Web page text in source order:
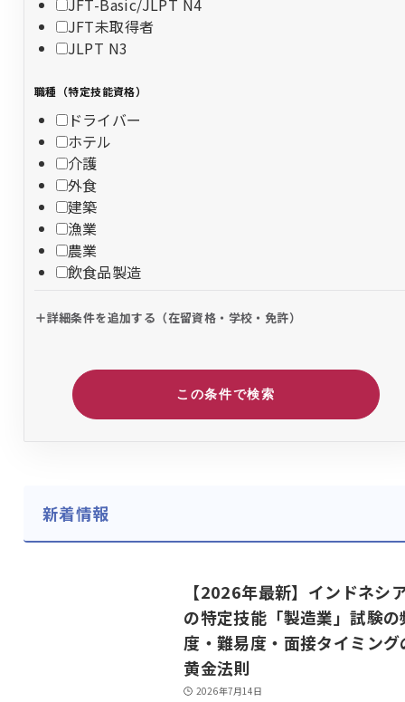
JFT-Basic/JLPT N4
JFT未取得者
JLPT N3
職種（特定技能資格）
ドライバー
ホテル
介護
外食
建築
漁業
農業
飲食品製造
詳細条件を追加する（在留資格・学校・免許）
この条件で検索
新着情報
【2026年最新】インドネシ
の特定技能「製造業」試験の
度・難易度・面接タイミング
黄金法則
2026年7月14日